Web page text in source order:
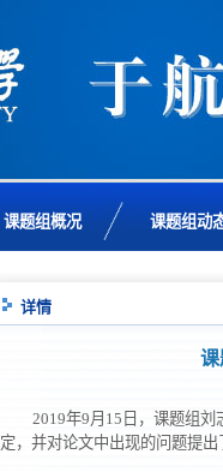
课题组概况 课题组动
详情
课
2019年9月15日，课题组
定，并对论文中出现的问题提